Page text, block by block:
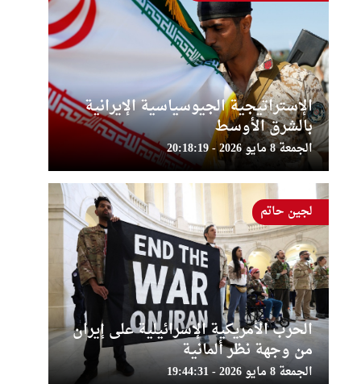
الإستراتيجية الجيوسياسية الإيرانية
بالشرق الأوسط
الجمعة 8 مايو 2026 - 20:18:19
الحرب الأمريكية الإسرائيلية على إيران
من وجهة نظر ألمانية
الجمعة 8 مايو 2026 - 19:44:31
لجين حاتم